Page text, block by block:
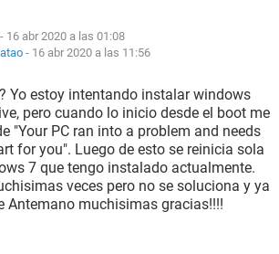
- 16 abr 2020 a las 01:08
- 16 abr 2020 a las 11:56
Yo estoy intentando instalar windows
pero cuando lo inicio desde el boot me
"Your PC ran into a problem and needs
for you". Luego de esto se reinicia sola
7 que tengo instalado actualmente.
veces pero no se soluciona y ya
Antemano muchisimas gracias!!!!